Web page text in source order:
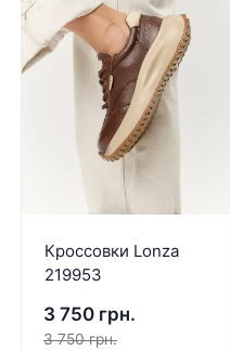
Кроссовки Lonza
219953
3 750 грн.
3 750 грн.